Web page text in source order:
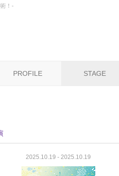
！-
PROFILE STAGE
2025.10.19 - 2025.10.19